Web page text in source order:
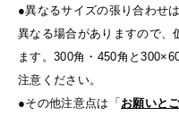
●異なるサイズの張り合わせ
異なる場合がありますので、
ます。300角・450角と
注意ください。
●その他注意点は「お願いと